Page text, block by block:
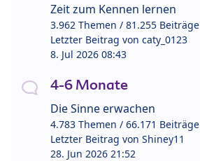
Zeit zum Kennen lernen
3.962 Themen / 81.255 Beiträge
Letzter Beitrag von caty_0123
8. Jul 2026 08:43
4-6 Monate
Die Sinne erwachen
4.783 Themen / 66.171 Beiträge
Letzter Beitrag von Shiney11
28. Jun 2026 21:52